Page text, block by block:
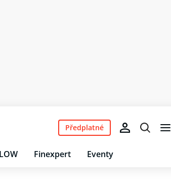
Finexpert Eventy
Předplatné